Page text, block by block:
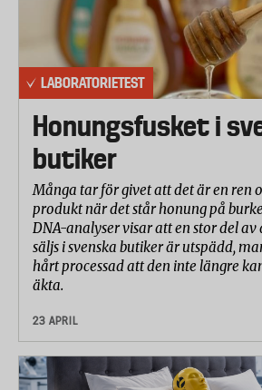
LABORATORIETEST
Honungsfusket i
butiker
Många tar för givet att det är en ren
produkt när det står honung på
DNA-analyser visar att en stor del av
säljs i svenska butiker är utspädd,
hårt processad att den inte längre
äkta.
23 APRIL